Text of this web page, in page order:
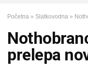
Početna » Slatkovodna »
prelepa